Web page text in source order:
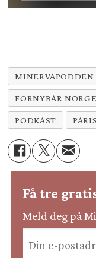
MINERVAPODDEN
FORNYBAR NORGE
PODKAST
Få tre
Meld deg på